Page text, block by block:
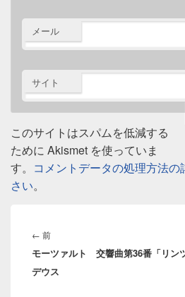
メール
サイト
このサイトはスパムを低減する
ために Akismet を使っていま
す。 コメントデータの処理方法
さい。
稿
ナ
ビ
ゲ
← 前前
の
投
モーツァルト 交響曲第36番「リン
デウス